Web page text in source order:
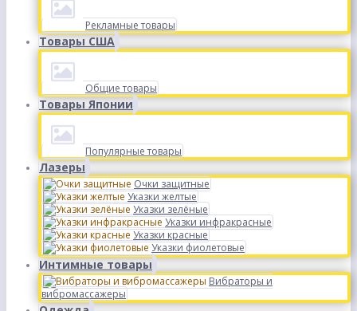
Рекламные товары
Товары США
Общие товары
Товары Японии
Популярные товары
Лазеры
Очки защитные
Указки желтые
Указки зелёные
Указки инфракрасные
Указки красные
Указки фиолетовые
Интимные товары
Вибраторы и
вибромассажеры